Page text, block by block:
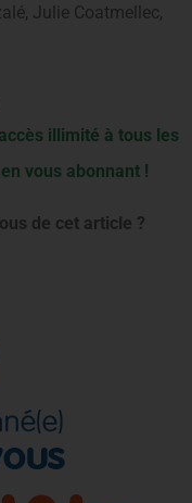
Julie Coatmellec,
illimité à tous les
vous abonnant !
de cet article ?